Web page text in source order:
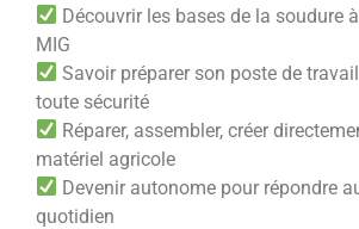
Découvrir les bases de la soudure
MIG
Savoir préparer son poste de
toute sécurité
Réparer, assembler, créer
matériel agricole
Devenir autonome pour répondre
quotidien